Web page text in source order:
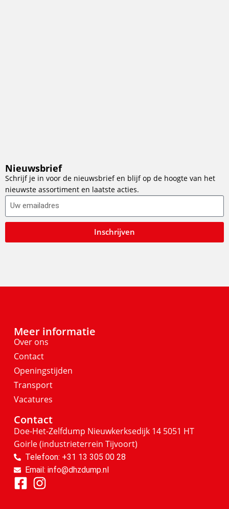
Nieuwsbrief
Schrijf je in voor de nieuwsbrief en blijf op de hoogte van het
nieuwste assortiment en laatste acties.
Inschrijven
Meer informatie
Over ons
Contact
Openingstijden
Transport
Vacatures
Contact
Doe-Het-Zelfdump Nieuwkerksedijk 14 5051 HT
Goirle(industrieterrein Tijvoort)
Telefoon: +31 13 305 00 28
Email: info@dhzdump.nl